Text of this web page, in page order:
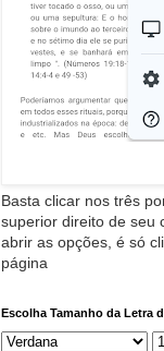
Basta clicar nos três
superior direito de seu
abrir as opções, é só
página
Escolha Tamanho da Letra